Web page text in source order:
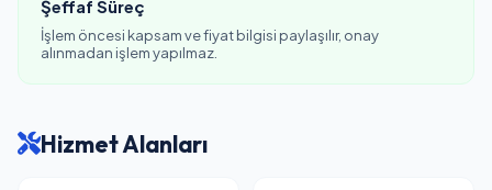
Şeffaf Süreç
İşlem öncesi kapsam ve fiyat bilgisi paylaşılır, onay
alınmadan işlem yapılmaz.
Hizmet Alanları